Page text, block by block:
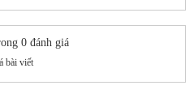
0 đánh giá
bài viết